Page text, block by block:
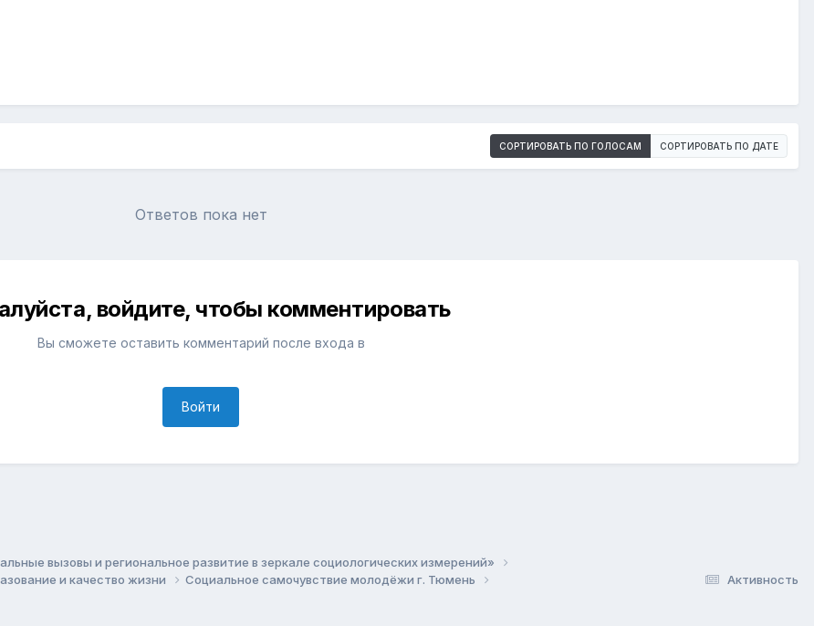
СОРТИРОВАТЬ ПО ГОЛОСАМ СОРТИРОВАТЬ ПО ДАТЕ
Ответов пока нет
войдите, чтобы комментировать
Вы сможете оставить комментарий после входа в
Войти
Активность
вызовы и региональное развитие в зеркале социологических измерений»
и качество жизни
Социальное самочувствие молодёжи г. Тюмень